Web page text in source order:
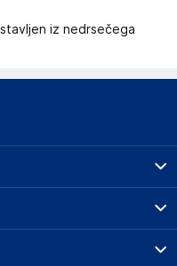
iz nedrsečega